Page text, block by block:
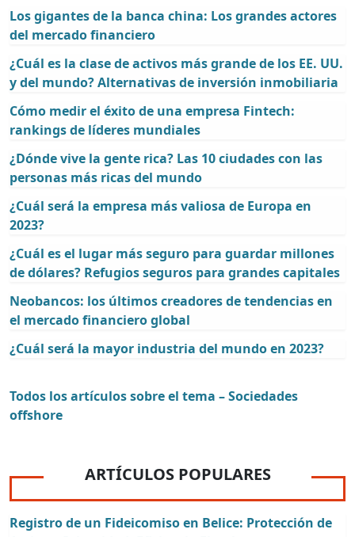
Los gigantes de la banca china: Los grandes actores
del mercado financiero
¿Cuál es la clase de activos más grande de los EE. UU.
y del mundo? Alternativas de inversión inmobiliaria
Cómo medir el éxito de una empresa Fintech:
rankings de líderes mundiales
¿Dónde vive la gente rica? Las 10 ciudades con las
personas más ricas del mundo
¿Cuál será la empresa más valiosa de Europa en
2023?
¿Cuál es el lugar más seguro para guardar millones
de dólares? Refugios seguros para grandes capitales
Neobancos: los últimos creadores de tendencias en
el mercado financiero global
¿Cuál será la mayor industria del mundo en 2023?
Todos los artículos sobre el tema – Sociedades
offshore
ARTÍCULOS POPULARES
Registro de un Fideicomiso en Belice: Protección de